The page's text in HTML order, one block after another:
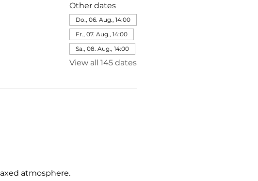
Other dates
Do., 06. Aug., 14:00
Fr., 07. Aug., 14:00
Sa., 08. Aug., 14:00
View all 145 dates
atmosphere.